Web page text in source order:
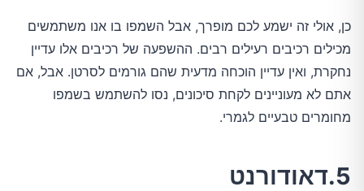
כן, אולי זה ישמע לכם מופרך, אבל השמפו בו אנו משתמשים
מכילים רכיבים רעילים רבים. ההשפעה של רכיבים אלו עדיין
נחקרת, ואין עדיין הוכחה מדעית שהם גורמים לסרטן. אבל, אם
אתם לא מעוניינים לקחת סיכונים, נסו להשתמש בשמפו
מחומרים טבעיים לגמרי.
5.דאודורנט